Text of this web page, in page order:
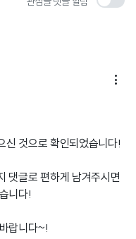

신 것으로 확인되었습니다!
댓글로 편하게 남겨주시면
니다!
랍니다~!